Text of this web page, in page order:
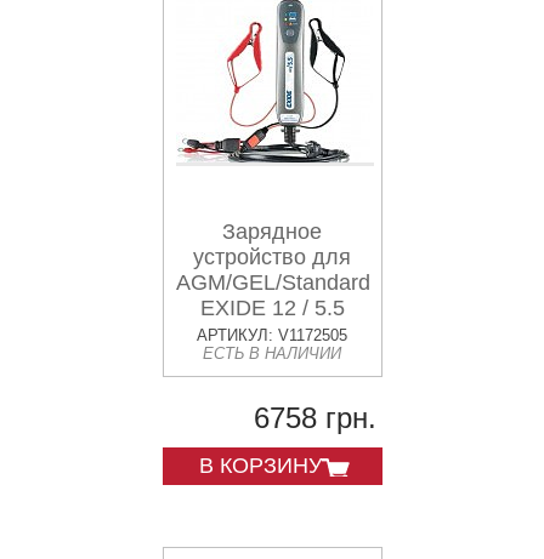
Зарядное
устройство для
AGM/GEL/Standard
EXIDE 12 / 5.5
АРТИКУЛ: V1172505
ЕСТЬ В НАЛИЧИИ
6758 грн.
В КОРЗИНУ